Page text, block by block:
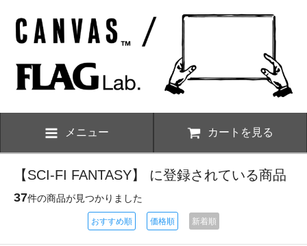
メニュー カートを見る
【SCI-FI FANTASY】 に登録されている商品
37件の商品が見つかりました
おすすめ順 価格順 新着順